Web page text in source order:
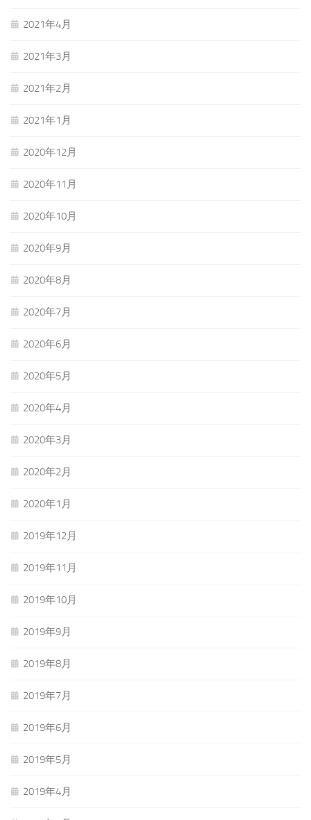
2021年4月
2021年3月
2021年2月
2021年1月
2020年12月
2020年11月
2020年10月
2020年9月
2020年8月
2020年7月
2020年6月
2020年5月
2020年4月
2020年3月
2020年2月
2020年1月
2019年12月
2019年11月
2019年10月
2019年9月
2019年8月
2019年7月
2019年6月
2019年5月
2019年4月